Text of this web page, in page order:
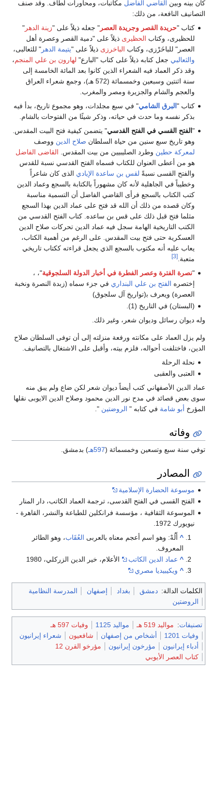
كان بينه وبين القاضي الفاضل مكاتبات، ومحاورات لطاف. وقد صنف
التصانيف النافعة، من ذلك:
كتاب "حريدة القصر وجريدة العصر" جعله ذيلاً على "زينة الدهر"
للحظيرى، وكتاب الحظيرى ذيلاً على "دمية القصر وعصرة أهل
العصر" للباخَرْزى، وكتاب الباخرزى ذيلاً على "يتيمة الدهر" للثعالبى،
والثعالبي جعل كتابه ذيلاً على كتاب "البارع" لهارون بن علي المنجم،
وقد ذكر العماد فيه الشعراء الذين كانوا بعد المائة الخامسة إلى
سنة اثنتين وسبعين وخمسمائة (572 هـ)، وجمع شعراء العراق
والعجم والشام والجزيرة ومصر والمغرب.
كتاب " البرق الشامي" في سبع مجلدات، وهو مجموع تاريخ، بدأ فيه
بذكر نفسه وما حدث في حياته، وذكر شيئًا من الفتوحات بالشام.
" الفتح القسي في الفتح القدسي" يتضمن كيفية فتح البيت المقدس.
وهو تاريخ سبع سنين من حياة السلطان صلاح الدين ووصف
لمعركة حطين وطرد الصليبيين من بيت المقدس. القاضى الفاضل
هو من أعطى العنوان للكتاب فسماه الفتح القدسي نسبة للقدس
والفتح القسى نسبةً لقس بن ساعدة الإيادي الذى كان شاعراً
وخطيباً في الجاهلية لأنه كان مشهوراً بالكتابة بالسجع وعماد الدين
كتب الكتاب بالسجع فرأى القاضي الفاضل أن التسمية مناسبة
وكان قصده من ذلك أن الله قد فتح على عماد الدين بهذا السجع
مثلما فتح قبل ذلك على قس بن ساعده. كتاب الفتح القدسي من
الكتب التاريخية الهامة سجل فيه عماد الدين تحركات صلاح الدين
العسكرية حتى فتح بيت المقدس. على الرغم من أهمية الكتاب،
يعاب عليه أنه مكتوب بالسجع الذي يجعل قراءته ككتاب تاريخي
متعبة.[3]
"نصرة الفترة وعصر الفطرة في أخبار الدولة السلجوقية"، ،
إختصره الفتح بن علي البنداري في جزء سماه (زبدة النصرة ونخبة
العصرة) ويعرف ب‍(تواريخ آل سلجوق)
(البستان) في التاريخ (1).
وله ديوان رسائل وديوان شعر، وغير ذلك.
ولم يزل العماد على مكانته ورفعة منزلته إلى أن توفى السلطان صلاح
الدين، فاختلفت أحواله، فلزم بيته، وأقبل على الاشتغال بالتصانيف.
نحلة الرحلة
العتبى والعقبى
عماد الدين الأصفهاني كتب أيضاً ديوان شعر لكن ضاع ولم يبق منه
سوى بعض قصائد في مدح نور الدين محمود وصلاح الدين الايوبى نقلها
المؤرخ أبو شامة في كتابه " الروضتين ".
وفاته
توفي سنة سبع وتسعين وخمسمائة (597هـ ) بدمشق.
المصادر
موسوعة الحضارة الإسلامية
الفتح القسى في الفتح القدسى، ترجمة العماد الكاتب، دار المنار
الموسوعة الثقافية ، مؤسسة فرانكلين للطباعة والنشر، القاهرة -
نيويورك 1972.
^ أَلُهْ: وهو اسم أعجم معناه بالعربى العُقَاب، وهو الطائر
المعروف.
^ عماد الدين الكاتب
الأعلام، خير الدين الزركلي، 1980
^ ويكيبيديا مصري
الكلمات الدالة: دمشق بغداد إصفهان
المدرسة النظامية
الروضتين
تصنيفات: مواليد 519 هـ مواليد 1125
وفيات 597 هـ
وفيات 1201
أشخاص من إصفهان شافعيون
شعراء إيرانيون
أدباء إيرانيون
مؤرخون إيرانيون
مؤرخو القرن 12
كتاب العصر الأيوبي